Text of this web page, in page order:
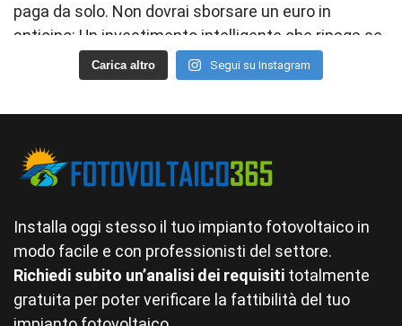
Carica altro Segui su Instagram
Installa oggi stesso il tuo impianto fotovoltaico in
modo facile e con professionisti del settore.
Richiedi subito un’analisi dei requisiti totalmente
gratuita per poter verificare la fattibilità del tuo